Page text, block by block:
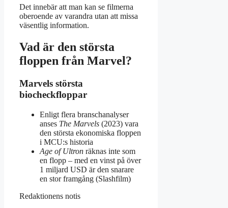
Det innebär att man kan se filmerna
oberoende av varandra utan att missa
väsentlig information.
Vad är den största
floppen från Marvel?
Marvels största
biocheckfloppar
Enligt flera branschanalyser
anses The Marvels (2023) vara
den största ekonomiska floppen
i MCU:s historia
Age of Ultron räknas inte som
en flopp – med en vinst på över
1 miljard USD är den snarare
en stor framgång (Slashfilm)
Redaktionens notis